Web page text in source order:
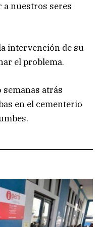
a nuestros seres
intervención de su
el problema.
semanas atrás
en el cementerio